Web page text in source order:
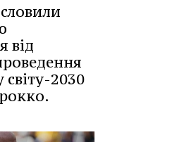
від
2030